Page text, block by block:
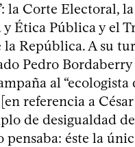
la Corte Electoral,
y Ética Pública y el
la República. A su
Pedro
al “ecologista
referencia a César
de desigualdad
pensaba: éste la